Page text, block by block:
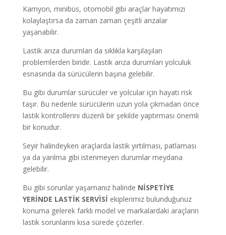
Kamyon, minibüs, otomobil gibi araçlar hayatımızı
kolaylaştırsa da zaman zaman çeşitli arızalar
yaşanabilir.
Lastik arıza durumları da sıklıkla karşılaşılan
problemlerden biridir. Lastik arıza durumları yolculuk
esnasında da sürücülerin başına gelebilir.
Bu gibi durumlar sürücüler ve yolcular için hayati risk
taşır. Bu nedenle sürücülerin uzun yola çıkmadan önce
lastik kontrollerini düzenli bir şekilde yaptırması önemli
bir konudur.
Seyir halindeyken araçlarda lastik yırtılması, patlaması
ya da yarılma gibi istenmeyen durumlar meydana
gelebilir.
Bu gibi sorunlar yaşamanız halinde NİSPETİYE
YERİNDE LASTİK SERVİSİ ekiplerimiz bulunduğunuz
konuma gelerek farklı model ve markalardaki araçların
lastik sorunlarını kısa sürede çözerler.